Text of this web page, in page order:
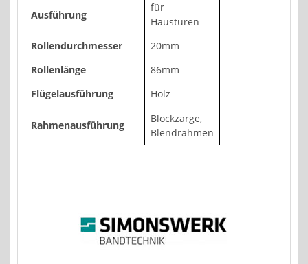
Ausführung
für
Haustüren
Rollendurchmesser
20mm
Rollenlänge
86mm
Flügelausführung
Holz
Rahmenausführung
Blockzarge,
Blendrahmen